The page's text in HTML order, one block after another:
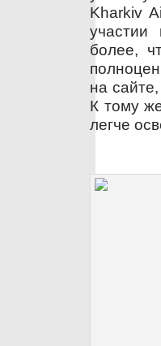
Kharkiv
более,
на
К тому
легче